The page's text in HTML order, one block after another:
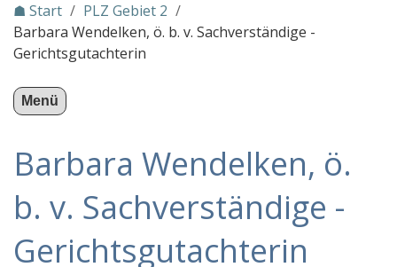
Sachverständigenbüro Brandt
SV-Büro-Lindemann-Engberg-GbR
IMMOWERT Gutachterbüro
Dipl.-Ing. Alexander Siegel
a.p.gmbh astute plan gmbh
Immobilienbewertung Meier
☗ Start / PLZ Gebiet 2 /
Barbara Wendelken, ö. b. v. Sachverständige -
Gerichtsgutachterin
Menü
Barbara Wendelken, ö.
b. v. Sachverständige -
Gerichtsgutachterin